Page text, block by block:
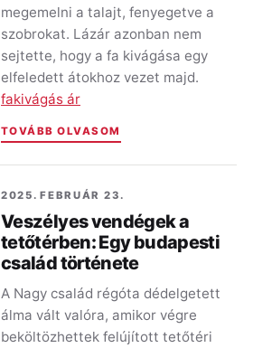
megemelni a talajt, fenyegetve a
szobrokat. Lázár azonban nem
sejtette, hogy a fa kivágása egy
elfeledett átokhoz vezet majd.
fakivágás ár
TOVÁBB OLVASOM
2025. FEBRUÁR 23.
Veszélyes vendégek a
tetőtérben: Egy budapesti
család története
A Nagy család régóta dédelgetett
álma vált valóra, amikor végre
beköltözhettek felújított tetőtéri